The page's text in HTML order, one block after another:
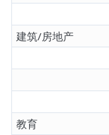
建筑/房地产
教育